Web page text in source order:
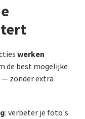
werken
de best mogelijke
zonder extra
: verbeter je foto's